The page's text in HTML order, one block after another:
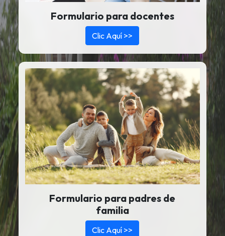
Formulario para docentes
Clic Aquí >>
Formulario para padres de
familia
Clic Aquí >>